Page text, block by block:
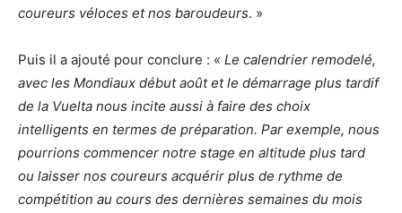
coureurs véloces et nos baroudeurs. »
Puis il a ajouté pour conclure : « Le calendrier remodelé,
avec les Mondiaux début août et le démarrage plus tardif
de la Vuelta nous incite aussi à faire des choix
intelligents en termes de préparation. Par exemple, nous
pourrions commencer notre stage en altitude plus tard
ou laisser nos coureurs acquérir plus de rythme de
compétition au cours des dernières semaines du mois